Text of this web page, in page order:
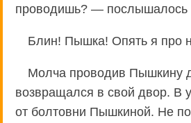
проводишь? — послышалось
Блин! Пышка! Опять я про
Молча проводив Пышкину
возвращался в свой двор. В
от болтовни Пышкиной. Не